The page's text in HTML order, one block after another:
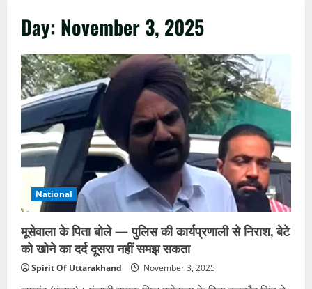
Day: November 3, 2025
National
मूसेवाला के पिता बोले — पुलिस की कार्यप्रणाली से निराश, बेटे
को खोने का दर्द दूसरा नहीं समझ सकता
Spirit Of Uttarakhand November 3, 2025